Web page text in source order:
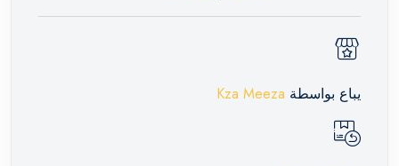
يباع بواسطة Kza Meeza